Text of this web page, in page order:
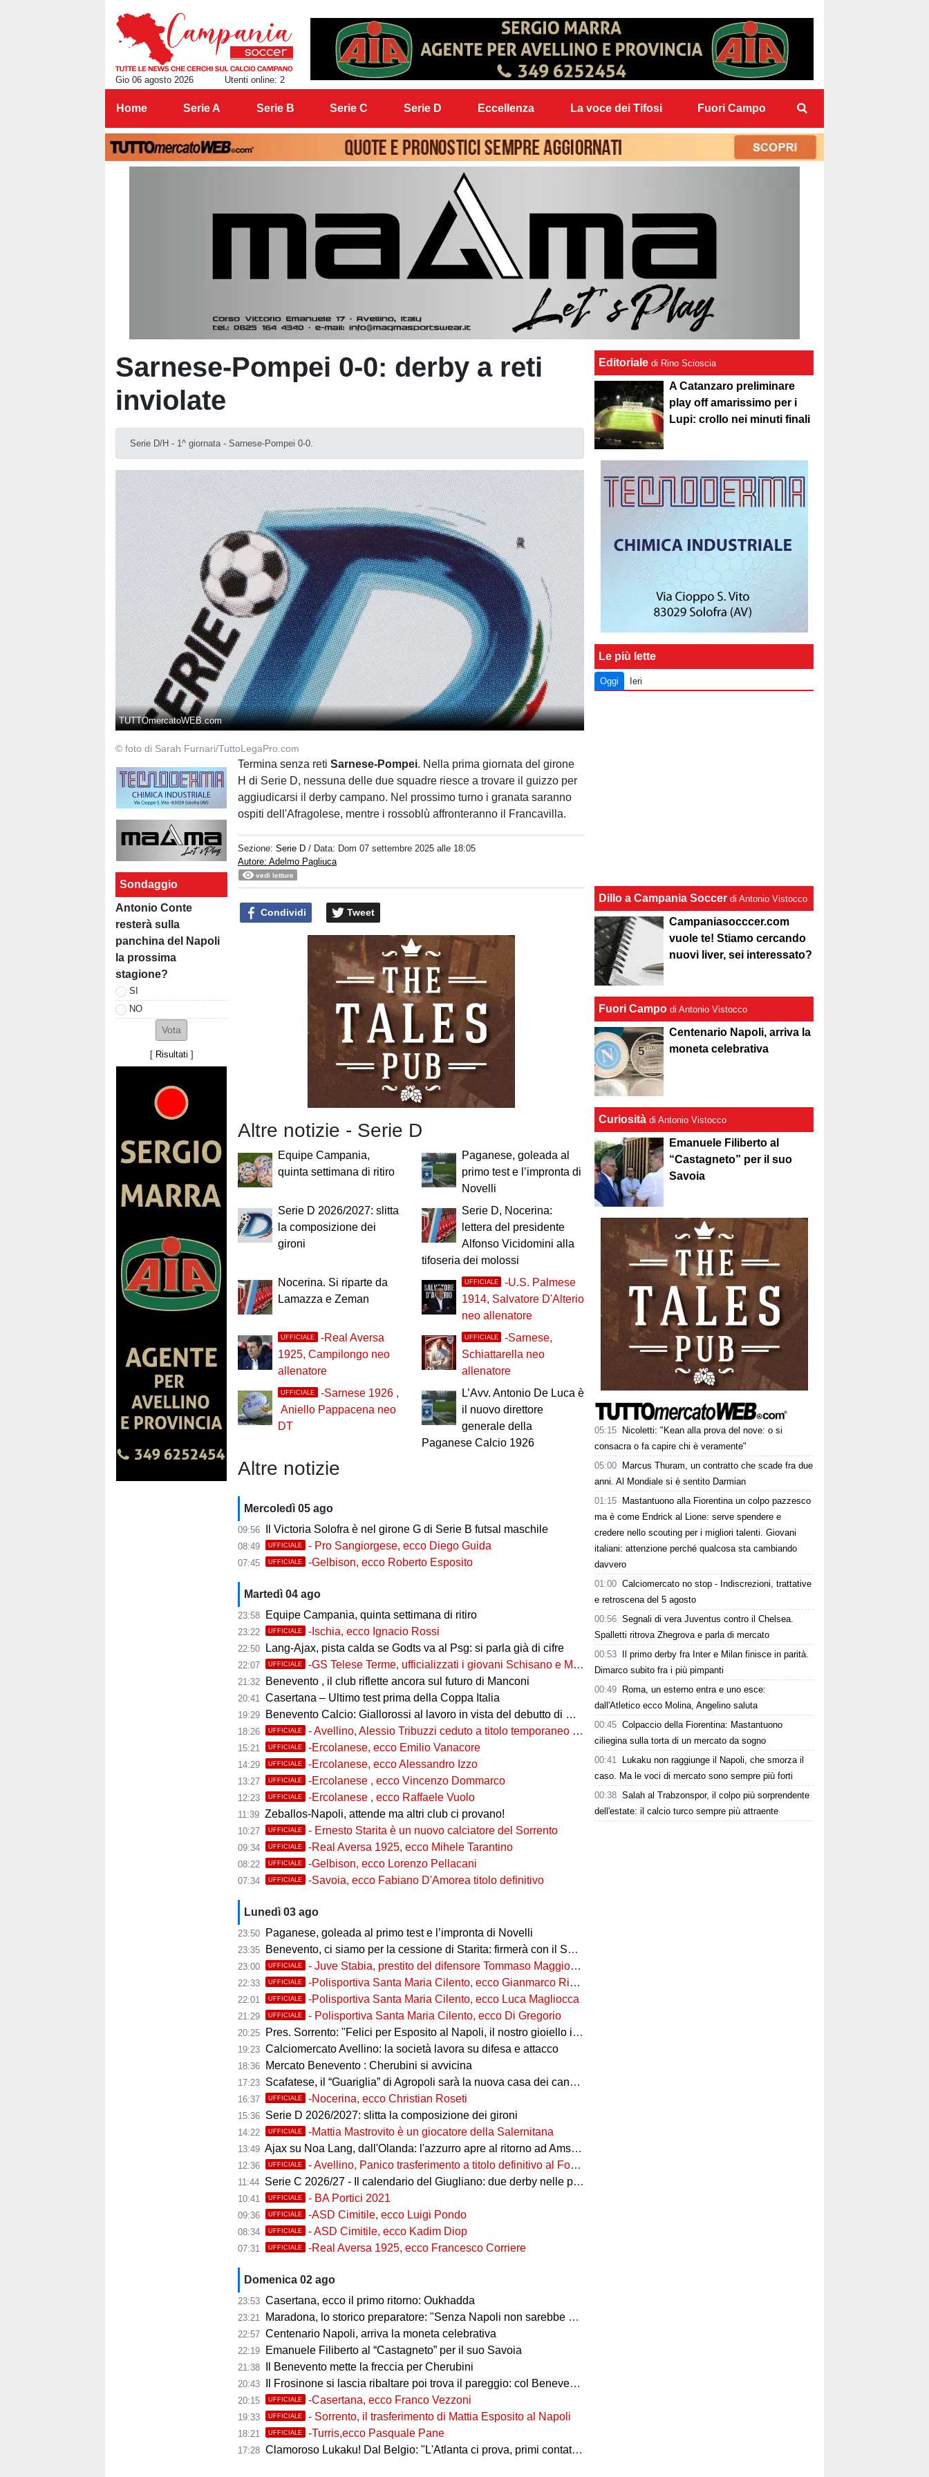
Gio 06 agosto 2026 Utenti online: 2
Home Serie A Serie B Serie C Serie D Eccellenza La voce dei Tifosi Fuori Campo
Sarnese-Pompei 0-0: derby a reti
inviolate
Serie D/H - 1^ giornata - Sarnese-Pompei 0-0.
TUTTOmercatoWEB.com
© foto di Sarah Furnari/TuttoLegaPro.com
Sondaggio
Antonio Conte
resterà sulla
panchina del Napoli
la prossima
stagione?
SI
NO
[ Risultati ]
Termina senza retiSarnese-Pompei. Nella prima giornata del girone
H di Serie D, nessuna delle due squadre riesce a trovare il guizzo per
aggiudicarsi il derby campano. Nel prossimo turno i granata saranno
ospiti dell'Afragolese, mentre i rossoblù affronteranno il Francavilla.
Sezione:Serie D / Data: Dom 07 settembre 2025 alle 18:05
Autore: Adelmo Pagliuca
vedi letture
Condividi Tweet
Altre notizie - Serie D
Equipe Campania,
quinta settimana di ritiro
Paganese, goleada al
primo test e l’impronta di
Novelli
Serie D 2026/2027: slitta
la composizione dei
gironi
Serie D, Nocerina:
lettera del presidente
Alfonso Vicidomini alla
tifoseria dei molossi
Nocerina. Si riparte da
Lamazza e Zeman
UFFICIALE
-U.S. Palmese
1914, Salvatore D'Alterio
neo allenatore
UFFICIALE
-Real Aversa
1925, Campilongo neo
allenatore
UFFICIALE
-Sarnese,
Schiattarella neo
allenatore
UFFICIALE
-Sarnese 1926 ,
Aniello Pappacena neo
DT
L’Avv. Antonio De Luca è
il nuovo direttore
generale della
Paganese Calcio 1926
Altre notizie
Mercoledì 05 ago
09:56 Il Victoria Solofra è nel girone G di Serie B futsal maschile
08:49 UFFICIALE - Pro Sangiorgese, ecco Diego Guida
07:45 UFFICIALE -Gelbison, ecco Roberto Esposito
Martedì 04 ago
23:58 Equipe Campania, quinta settimana di ritiro
23:22 UFFICIALE -Ischia, ecco Ignacio Rossi
22:50 Lang-Ajax, pista calda se Godts va al Psg: si parla già di cifre
22:07 UFFICIALE -GS Telese Terme, ufficializzati i giovani Schisano e Miretto
21:32 Benevento , il club riflette ancora sul futuro di Manconi
20:41 Casertana – Ultimo test prima della Coppa Italia
19:29 Benevento Calcio: Giallorossi al lavoro in vista del debutto di Coppa Italia
18:26 UFFICIALE - Avellino, Alessio Tribuzzi ceduto a titolo temporaneo al Bari
15:21 UFFICIALE -Ercolanese, ecco Emilio Vanacore
14:29 UFFICIALE -Ercolanese, ecco Alessandro Izzo
13:27 UFFICIALE -Ercolanese , ecco Vincenzo Dommarco
12:23 UFFICIALE -Ercolanese , ecco Raffaele Vuolo
11:39 Zeballos-Napoli, attende ma altri club ci provano!
10:27 UFFICIALE - Ernesto Starita è un nuovo calciatore del Sorrento
09:34 UFFICIALE -Real Aversa 1925, ecco Mihele Tarantino
08:22 UFFICIALE -Gelbison, ecco Lorenzo Pellacani
07:34 UFFICIALE -Savoia, ecco Fabiano D'Amorea titolo definitivo
Lunedì 03 ago
23:50 Paganese, goleada al primo test e l’impronta di Novelli
23:35 Benevento, ci siamo per la cessione di Starita: firmerà con il Sorrento in Serie C
23:00 UFFICIALE - Juve Stabia, prestito del difensore Tommaso Maggioni dal Mantova
22:33 UFFICIALE -Polisportiva Santa Maria Cilento, ecco Gianmarco Rizzo
22:01 UFFICIALE -Polisportiva Santa Maria Cilento, ecco Luca Magliocca
21:29 UFFICIALE - Polisportiva Santa Maria Cilento, ecco Di Gregorio
20:25 Pres. Sorrento: "Felici per Esposito al Napoli, il nostro gioiello in ottime mani"
19:23 Calciomercato Avellino: la società lavora su difesa e attacco
18:36 Mercato Benevento : Cherubini si avvicina
17:23 Scafatese, il “Guariglia” di Agropoli sarà la nuova casa dei canarini
16:37 UFFICIALE -Nocerina, ecco Christian Roseti
15:36 Serie D 2026/2027: slitta la composizione dei gironi
14:22 UFFICIALE -Mattia Mastrovito è un giocatore della Salernitana
13:49 Ajax su Noa Lang, dall'Olanda: l'azzurro apre al ritorno ad Amsterdam!
12:36 UFFICIALE - Avellino, Panico trasferimento a titolo definitivo al Foggia
11:44 Serie C 2026/27 - Il calendario del Giugliano: due derby nelle prime tre
10:41 UFFICIALE - BA Portici 2021
09:36 UFFICIALE -ASD Cimitile, ecco Luigi Pondo
08:34 UFFICIALE - ASD Cimitile, ecco Kadim Diop
07:31 UFFICIALE -Real Aversa 1925, ecco Francesco Corriere
Domenica 02 ago
23:53 Casertana, ecco il primo ritorno: Oukhadda
23:21 Maradona, lo storico preparatore: "Senza Napoli non sarebbe stato un mito per sempre"
22:57 Centenario Napoli, arriva la moneta celebrativa
22:19 Emanuele Filiberto al “Castagneto” per il suo Savoia
21:38 Il Benevento mette la freccia per Cherubini
20:43 Il Frosinone si lascia ribaltare poi trova il pareggio: col Benevento finisce 2-2
20:15 UFFICIALE -Casertana, ecco Franco Vezzoni
19:33 UFFICIALE - Sorrento, il trasferimento di Mattia Esposito al Napoli
18:21 UFFICIALE -Turris,ecco Pasquale Pane
17:28 Clamoroso Lukaku! Dal Belgio: "L'Atlanta ci prova, primi contatti con Big Rom"
Editoriale di Rino Scioscia
A Catanzaro preliminare
play off amarissimo per i
Lupi: crollo nei minuti finali
Le più lette
Oggi Ieri
Dillo a Campania Soccer di Antonio Vistocco
Campaniasocccer.com
vuole te! Stiamo cercando
nuovi liver, sei interessato?
Fuori Campo di Antonio Vistocco
Centenario Napoli, arriva la
moneta celebrativa
Curiosità di Antonio Vistocco
Emanuele Filiberto al
“Castagneto” per il suo
Savoia
05:15
Nicoletti: "Kean alla prova del nove: o si
consacra o fa capire chi è veramente"
05:00
Marcus Thuram, un contratto che scade fra due
anni. Al Mondiale si è sentito Darmian
01:15
Mastantuono alla Fiorentina un colpo pazzesco
ma è come Endrick al Lione: serve spendere e
credere nello scouting per i migliori talenti. Giovani
italiani: attenzione perché qualcosa sta cambiando
davvero
01:00 Calciomercato no stop - Indiscrezioni, trattative
e retroscena del 5 agosto
00:56 Segnali di vera Juventus contro il Chelsea.
Spalletti ritrova Zhegrova e parla di mercato
00:53
Il primo derby fra Inter e Milan finisce in parità.
Dimarco subito fra i più pimpanti
00:49
Roma, un esterno entra e uno esce:
dall'Atletico ecco Molina, Angelino saluta
00:45 Colpaccio della Fiorentina: Mastantuono
ciliegina sulla torta di un mercato da sogno
00:41
Lukaku non raggiunge il Napoli, che smorza il
caso. Ma le voci di mercato sono sempre più forti
00:38 Salah al Trabzonspor, il colpo più sorprendente
dell'estate: il calcio turco sempre più attraente